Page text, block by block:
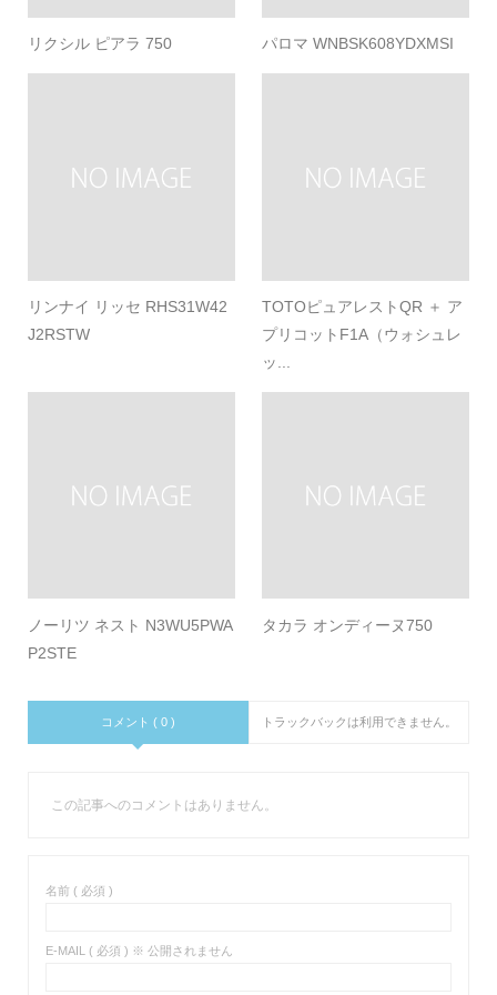
リクシル ピアラ 750 パロマ WNBSK608YDXMSI
リンナイ リッセ RHS31W42
J2RSTW
TOTOピュアレストQR ＋ ア
プリコットF1A（ウォシュレ
ッ...
ノーリツ ネスト N3WU5PWA
P2STE
タカラ オンディーヌ750
コメント ( 0 ) トラックバックは利用できません。
この記事へのコメントはありません。
名前 ( 必須 )
E-MAIL ( 必須 ) ※ 公開されません